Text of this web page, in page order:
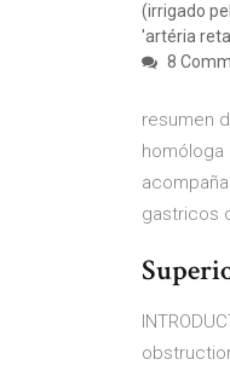
(irrigado
'artéria
8
resumen
homóloga
gastricos